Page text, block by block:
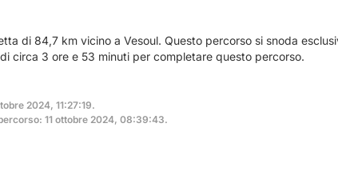
di 84,7 km vicino a Vesoul. Questo percorso si snoda
circa 3 ore e 53 minuti per completare questo percorso.
2024, 11:27:19.
11 ottobre 2024, 08:39:43.